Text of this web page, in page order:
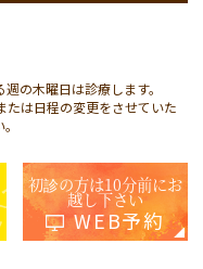
の木曜日は診療します。
たは日程の変更をさせていた
初診の方は10分前にお
越し下さい
WEB予約